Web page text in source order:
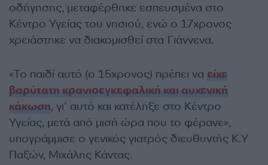
οδήγησης, μεταφέρθηκε εσπευσμένα στο
Κέντρο Υγείας του νησιού, ενώ ο 17χρονος
χρειάστηκε να διακομισθεί στα Γιάννενα.
«Το παιδί αυτό (ο 15χρονος) πρέπει να είχε
βαρύτατη κρανιοεγκεφαλική και αυχενική
κάκωση, γι’ αυτό και κατέληξε στο Κέντρο
Υγείας, μετά από μισή ώρα που το φέρανε»,
υπογράμμισε ο γενικός γιατρός διευθυντής Κ.Υ
Παξών, Μιχάλης Κάντας.